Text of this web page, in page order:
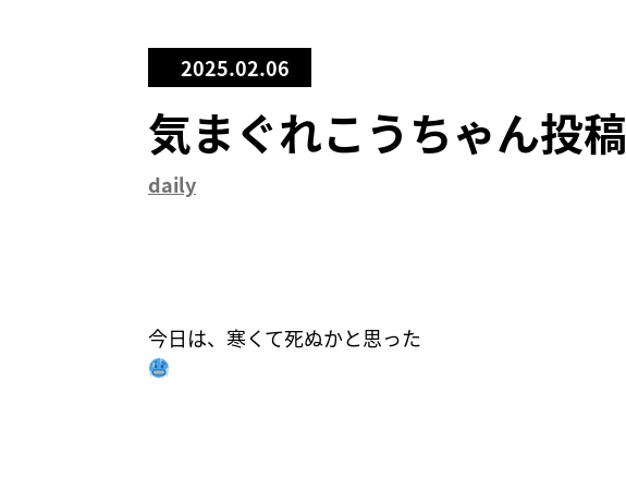
2025.02.06
気まぐれこうちゃん投稿
daily
今日は、寒くて死ぬかと思った